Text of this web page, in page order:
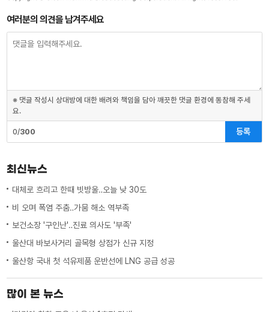
여러분의 의견을 남겨주세요
※ 댓글 작성시 상대방에 대한 배려와 책임을 담아 깨끗한 댓글 환경에 동참해 주세
요.
0/300 등록
최신뉴스
대체로 흐리고 한때 빗방울‥오늘 낮 30도
비 오며 폭염 주춤‥가뭄 해소 역부족
보건소장 '구인난'‥진료 의사도 '부족'
울산대 바보사거리 골목형 상점가 신규 지정
울산항 국내 첫 석유제품 운반선에 LNG 공급 성공
많이 본 뉴스